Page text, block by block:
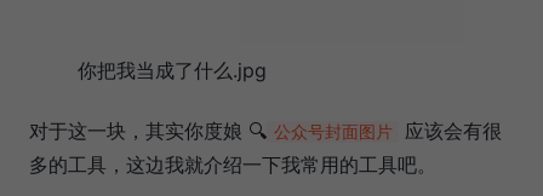
你把我当成了什么.jpg
对于这一块，其实你度娘 🔍 公众号封面图片
应该会有很
多的工具，这边我就介绍一下我常用的工具吧。